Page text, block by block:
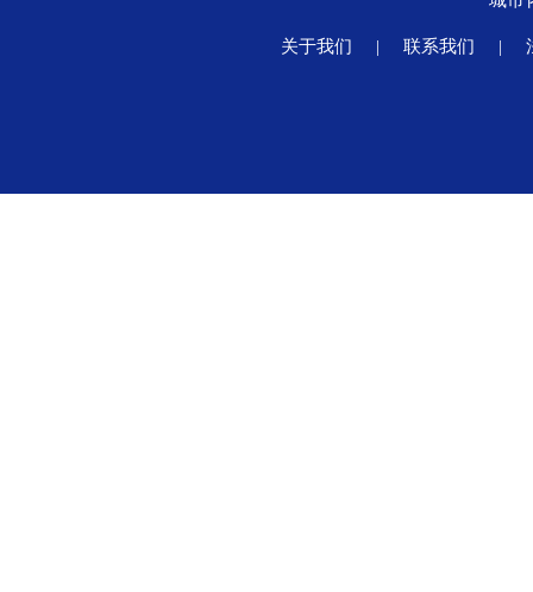
关于我们 | 联系我们 |